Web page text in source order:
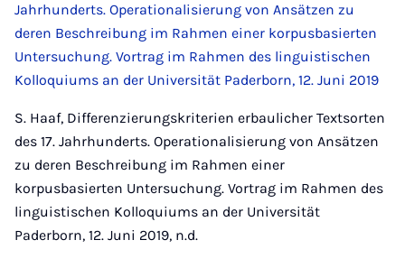
Jahrhunderts. Operationalisierung von Ansätzen zu
deren Beschreibung im Rahmen einer korpusbasierten
Untersuchung. Vortrag im Rahmen des linguistischen
Kolloquiums an der Universität Paderborn, 12. Juni 2019
S. Haaf, Differenzierungskriterien erbaulicher Textsorten
des 17. Jahrhunderts. Operationalisierung von Ansätzen
zu deren Beschreibung im Rahmen einer
korpusbasierten Untersuchung. Vortrag im Rahmen des
linguistischen Kolloquiums an der Universität
Paderborn, 12. Juni 2019, n.d.